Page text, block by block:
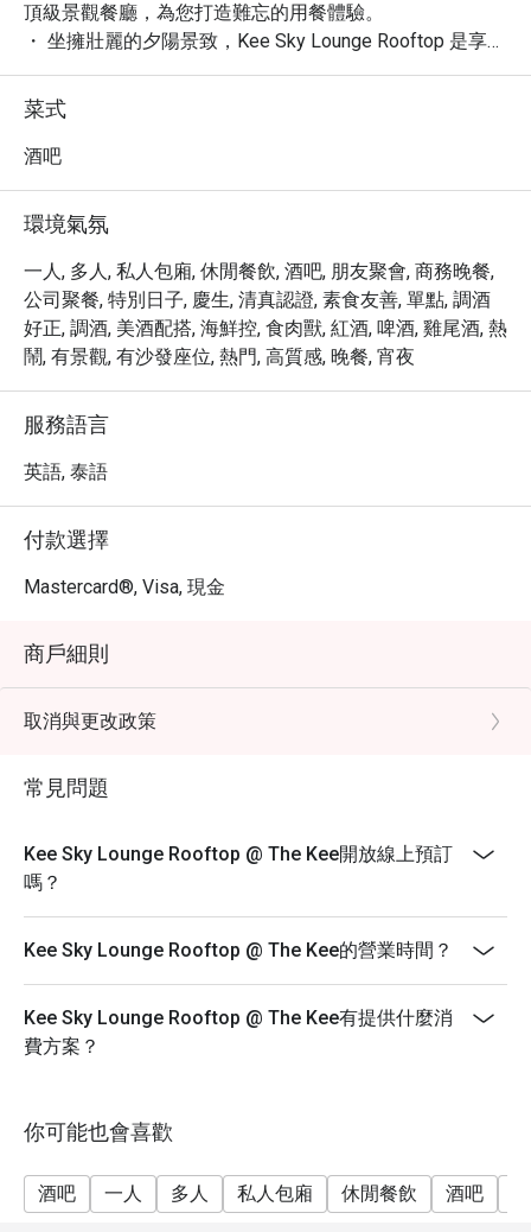
頂級景觀餐廳，為您打造難忘的用餐體驗。
・ 坐擁壯麗的夕陽景致，Kee Sky Lounge Rooftop 是享受
精緻晚餐與創意調酒的理想場所。
・ 憑藉其新潮、高級的氛圍，這裡成為眾多遊客慶祝生
日、享用浪漫晚餐的首選，更以絕佳的日落景色與獨特調
酒贏得 4.5 星好評。
的悠閒時光。
・ 透過 Eatigo 預訂 Kee Sky Lounge Rooftop，最高可享 5
折優惠，讓您的頂級用餐體驗更加物超所值。
菜式
酒吧
環境氣氛
一人, 多人, 私人包廂, 休閒餐飲, 酒吧, 朋友聚會, 商務晚餐,
公司聚餐, 特別日子, 慶生, 清真認證, 素食友善, 單點, 調酒
好正, 調酒, 美酒配搭, 海鮮控, 食肉獸, 紅酒, 啤酒, 雞尾酒, 熱
鬧, 有景觀, 有沙發座位, 熱門, 高質感, 晚餐, 宵夜
服務語言
英語, 泰語
付款選擇
Mastercard®, Visa, 現金
商戶細則
取消與更改政策
常見問題
Kee Sky Lounge Rooftop @ The Kee開放線上預訂
嗎？
Kee Sky Lounge Rooftop @ The Kee的營業時間？
Kee Sky Lounge Rooftop @ The Kee有提供什麼消
費方案？
你可能也會喜歡
酒吧 一人 多人 私人包廂 休閒餐飲 酒吧